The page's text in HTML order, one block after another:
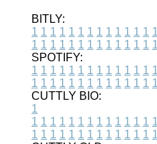
BITLY:
1 1 1 1 1 1 1 1 1 1 1 1 1 1
1 1 1 1 1 1 1 1 1 1 1 1 1 1
SPOTIFY:
1 1 1 1 1 1 1 1 1 1 1 1 1 1
1 1 1 1 1 1 1 1 1 1 1 1 1 1
CUTTLY BIO:
1
1 1 1 1 1 1 1 1 1 1 1 1 1 1
1 1 1 1 1 1 1 1 1 1 1 1 1 1